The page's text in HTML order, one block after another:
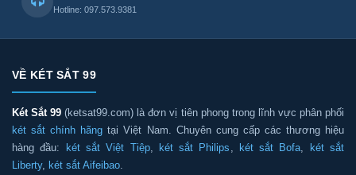
Hotline: 097.573.9381
VỀ KÉT SẮT 99
Két Sắt 99 (ketsat99.com) là đơn vị tiên phong trong lĩnh vực phân phối
két sắt chính hãng tại Việt Nam. Chuyên cung cấp các thương hiệu
hàng đầu: két sắt Việt Tiệp, két sắt Philips két sắt Bofa
két sắt
Liberty, két sắt Aifeibao